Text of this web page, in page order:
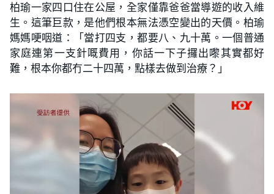
柏瑜一家四口住在公屋，全家僅靠爸爸當導遊的收入維
生。這筆巨款，是他們根本無法憑空變出的天價。柏瑜
媽媽哽咽道：「當打四支，都要八、九十萬。一個普通
家庭連第一支針嘅費用，你話一下子攞出嚟其實都好
難，根本你都冇二十四萬，點樣去做到治療？」